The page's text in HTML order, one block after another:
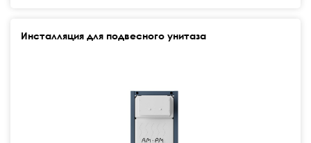
Инсталляция для подвесного унитаза